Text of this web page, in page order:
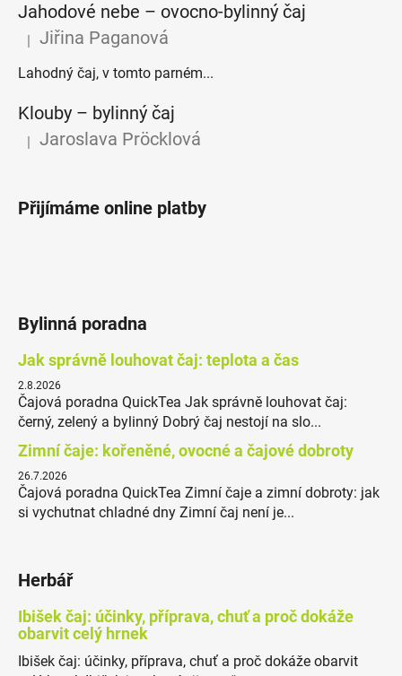
Jahodové nebe – ovocno-bylinný čaj
Hodnocení produktu je 5 z 5 hvězdiček.
| Jiřina Paganová
Lahodný čaj, v tomto parném...
Klouby –⁠⁠⁠⁠⁠ bylinný čaj
Hodnocení produktu je 5 z 5 hvězdiček.
| Jaroslava Pröcklová
Přijímáme online platby
Bylinná poradna
Jak správně louhovat čaj: teplota a čas
2.8.2026
Čajová poradna QuickTea Jak správně louhovat čaj:
černý, zelený a bylinný Dobrý čaj nestojí na slo...
Zimní čaje: kořeněné, ovocné a čajové dobroty
26.7.2026
Čajová poradna QuickTea Zimní čaje a zimní dobroty: jak
si vychutnat chladné dny Zimní čaj není je...
Herbář
Ibišek čaj: účinky, příprava, chuť a proč dokáže
obarvit celý hrnek
Ibišek čaj: účinky, příprava, chuť a proč dokáže obarvit